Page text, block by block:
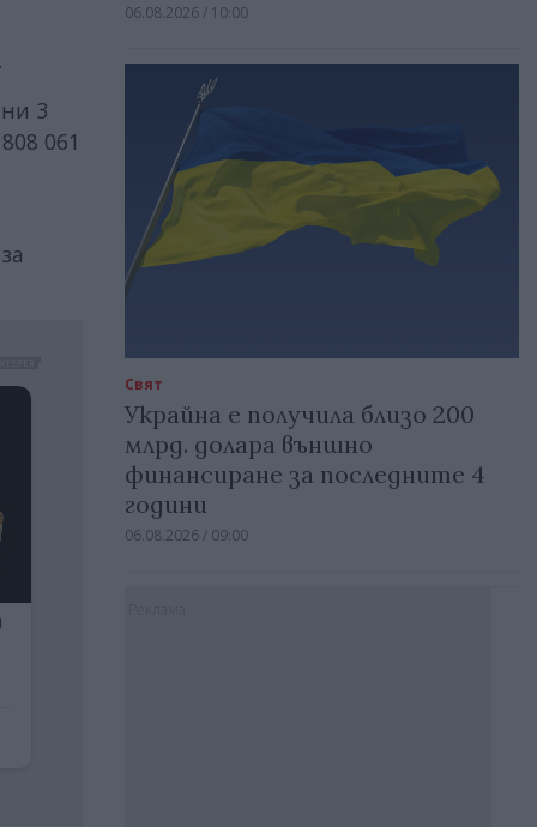
3
061
06.08.2026 / 10:00
Свят
Украйна е получила близо 200
млрд. долара външно
финансиране за последните 4
години
06.08.2026 / 09:00